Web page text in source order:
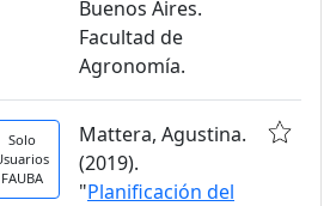
Buenos Aires.
Facultad de
Agronomía.
Solo
FAUBA
Mattera, Agustina.
(2019).
"Planificación del